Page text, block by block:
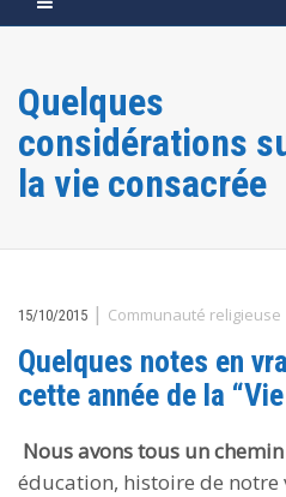
Quelques
considérations
la vie consacrée
15/10/2015 | Communauté religieuse
Quelques notes en
cette année de la
Nous avons tous un
éducation, histoire de notre